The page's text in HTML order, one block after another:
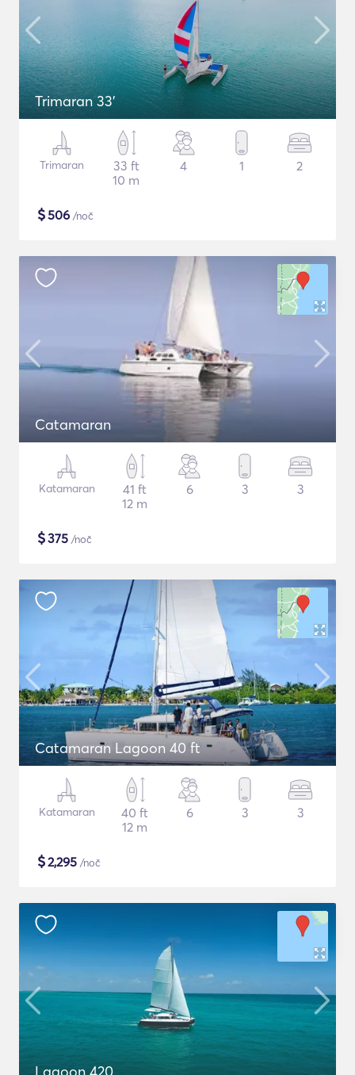
Trimaran 33'
Trimaran
33 ft
10 m
4 1 2
$506 /noč
Catamaran
Katamaran
41 ft
12 m
6 3 3
$375 /noč
Catamaran Lagoon 40 ft
Katamaran
40 ft
12 m
6 3 3
$2,295 /noč